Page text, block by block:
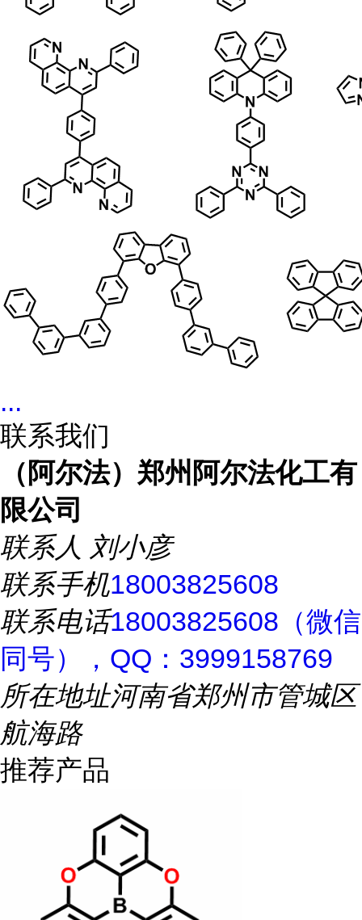
...
联系我们
（阿尔法）郑州阿尔法化工有
限公司
联系人 刘小彦
联系手机18003825608
联系电话18003825608（微信
同号），QQ：3999158769
所在地址河南省郑州市管城区
航海路
推荐产品